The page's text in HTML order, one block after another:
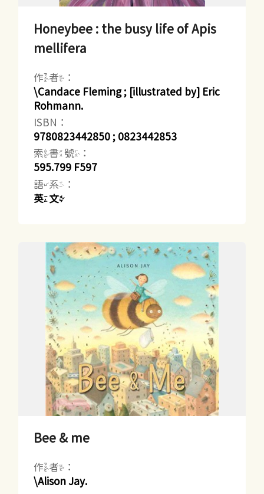
Honeybee : the busy life of Apis
mellifera
作者：
\Candace Fleming ; [illustrated by] Eric
Rohmann.
ISBN：
9780823442850 ; 0823442853
索書號：
595.799 F597
語系：
英文
Bee & me
作者：
\Alison Jay.